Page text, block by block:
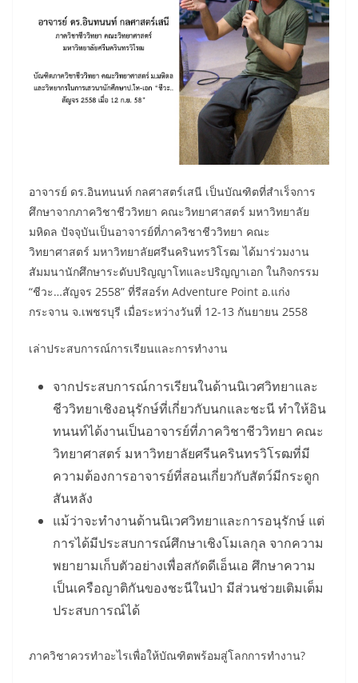
อาจารย์ ดร.อินทนนท์ กลศาสตร์เสนี เป็นบัณฑิตที่สำเร็จการ
ศึกษาจากภาควิชาชีววิทยา คณะวิทยาศาสตร์ มหาวิทยาลัย
มหิดล ปัจจุบันเป็นอาจารย์ที่ภาควิชาชีววิทยา คณะ
วิทยาศาสตร์ มหาวิทยาลัยศรีนครินทรวิโรฒ ได้มาร่วมงาน
สัมมนานักศึกษาระดับปริญญาโทและปริญญาเอก ในกิจกรรม
“ชีวะ…สัญจร 2558” ที่รีสอร์ท Adventure Point อ.แก่ง
กระจาน จ.เพชรบุรี เมื่อระหว่างวันที่ 12-13 กันยายน 2558
เล่าประสบการณ์การเรียนและการทำงาน
จากประสบการณ์การเรียนในด้านนิเวศวิทยาและ
ชีววิทยาเชิงอนุรักษ์ที่เกี่ยวกับนกและชะนี ทำให้อิน
ทนนท์ได้งานเป็นอาจารย์ที่ภาควิชาชีววิทยา คณะ
วิทยาศาสตร์ มหาวิทยาลัยศรีนครินทรวิโรฒที่มี
ความต้องการอาจารย์ที่สอนเกี่ยวกับสัตว์มีกระดูก
สันหลัง
แม้ว่าจะทำงานด้านนิเวศวิทยาและการอนุรักษ์ แต่
การได้มีประสบการณ์ศึกษาเชิงโมเลกุล จากความ
พยายามเก็บตัวอย่างเพื่อสกัดดีเอ็นเอ ศึกษาความ
เป็นเครือญาติกันของชะนีในป่า มีส่วนช่วยเติมเต็ม
ประสบการณ์ได้
ภาควิชาควรทำอะไรเพื่อให้บัณฑิตพร้อมสู่โลกการทำงาน?